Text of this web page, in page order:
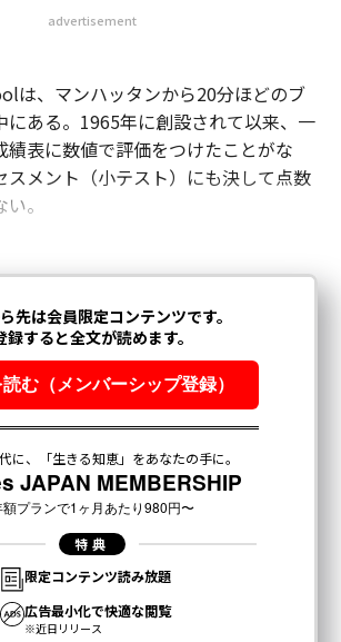
advertisement
は、マンハッタンから20分ほどのブ
にある。1965年に創設されて以来、一
績表に数値で評価をつけたことがな
スメント（小テスト）にも決して点数
。